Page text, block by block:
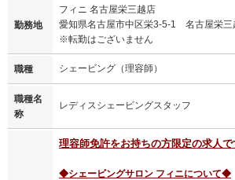
勤務地
フィニ 名古屋栄三越店
愛知県名古屋市中区栄3-5-1 名古屋栄三
※転勤はございません
職種 シェービング（理容師）
職種名
称
レディスシェービングスタッフ
理容師免許をお持ちの方限定の求人で
◆シェービングサロン フィニについて◆